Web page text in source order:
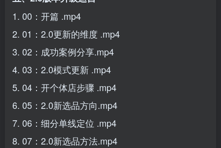
1. 00：开篇 .mp4
2. 01：2.0更新的维度 .mp4
3. 02：成功案例分享.mp4
4. 03：2.0模式更新 .mp4
5. 04：开个体店步骤 .mp4
6. 05：2.0新选品方向.mp4
7. 06：细分单线定位 .mp4
8. 07：2.0新选品方法.mp4